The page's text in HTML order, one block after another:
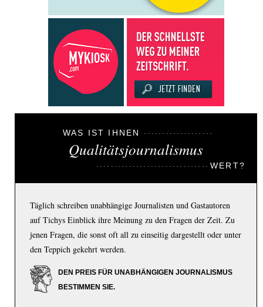
WAS IST IHNEN
Qualitätsjournalismus
WERT?
Täglich schreiben unabhängige Journalisten und Gastautoren
auf Tichys Einblick ihre Meinung zu den Fragen der Zeit. Zu
jenen Fragen, die sonst oft all zu einseitig dargestellt oder unter
den Teppich gekehrt werden.
DEN PREIS FÜR UNABHÄNGIGEN JOURNALISMUS
BESTIMMEN SIE.